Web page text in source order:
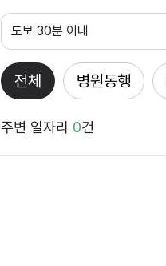
도보 30분 이내
전체 병원동행
주변 일자리 0건